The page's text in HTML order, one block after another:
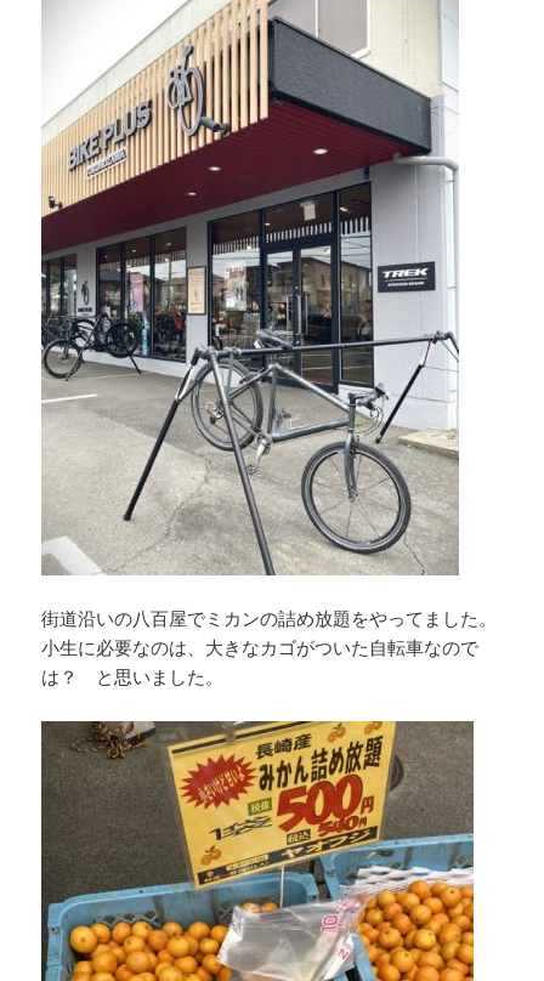
街道沿いの八百屋でミカンの詰め放題をやってました。
小生に必要なのは、大きなカゴがついた自転車なので
は？ と思いました。